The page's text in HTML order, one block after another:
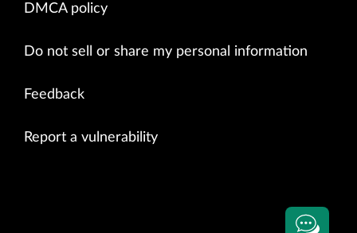
DMCA policy
Do not sell or share my personal information
Feedback
Report a vulnerability